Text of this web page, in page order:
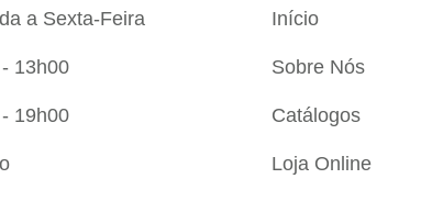
a Sexta-Feira
13h00
19h00
Início
Sobre Nós
Catálogos
Loja Online